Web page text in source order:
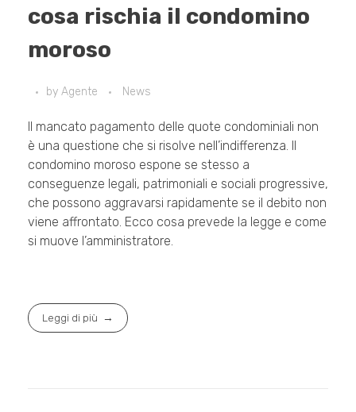
cosa rischia il condomino
moroso
by Agente News
Il mancato pagamento delle quote condominiali non
è una questione che si risolve nell’indifferenza. Il
condomino moroso espone se stesso a
conseguenze legali, patrimoniali e sociali progressive,
che possono aggravarsi rapidamente se il debito non
viene affrontato. Ecco cosa prevede la legge e come
si muove l’amministratore.
Leggi di più